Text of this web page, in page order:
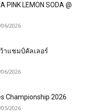
PINK LEMON SODA @
06/2026
าแชมป์คัลเลอร์
06/2026
Championship 2026
05/2026